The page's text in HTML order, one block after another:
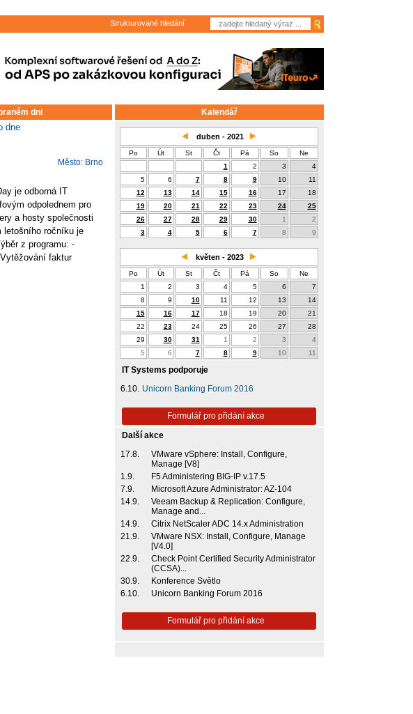
Strukturované hledání
dni
dne
Město: Brno
je odborná IT
odpolednem pro
a hosty společnosti
letošního ročníku je
z programu: -
faktur
Kalendář
duben - 2021
Po Út St Čt Pá So
Ne
1
2 3
4
5
6 7 8 9 10
11
12
13 14 15 16 17
18
19
20 21 22 23 24
25
26
27 28 29 30 1
2
3
4 5 6 7 8 9
květen - 2023
Po Út St Čt Pá So
Ne
1
2 3 4 5 6
7
8
9 10 11 12 13
14
15
16 17 18 19 20
21
22
23 24 25 26 27
28
29
30 31 1 2 3
4
5
6 7 8 9 10 11
IT Systems podporuje
6.10. Unicorn Banking Forum 2016
Formulář pro přidání akce
Další akce
17.8.
VMware vSphere: Install, Configure,
Manage [V8]
1.9.
F5 Administering BIG-IP v.17.5
7.9.
Microsoft Azure Administrator: AZ-104
14.9.
Veeam Backup & Replication: Configure,
Manage and...
14.9.
Citrix NetScaler ADC 14.x Administration
21.9.
VMware NSX: Install, Configure, Manage
[V4.0]
22.9.
Check Point Certified Security Administrator
(CCSA)...
30.9.
Konference Světlo
6.10.
Unicorn Banking Forum 2016
Formulář pro přidání akce